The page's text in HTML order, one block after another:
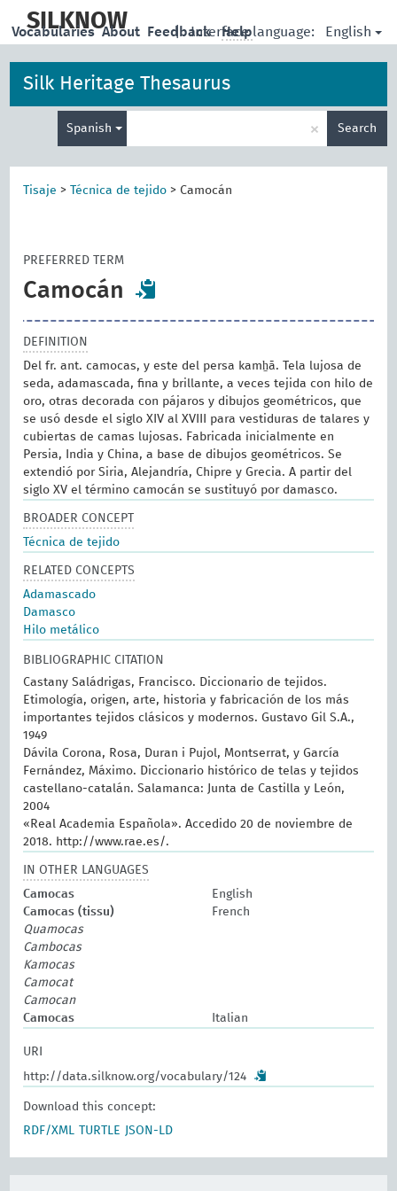
main
SILKNOW | Interface language: English
Vocabularies About Feedback Help
Silk Heritage Thesaurus
Spanish × Search
Tisaje > Técnica de tejido > Camocán
PREFERRED TERM
Camocán
DEFINITION
Del fr. ant. camocas, y este del persa kamẖā. Tela lujosa de
seda, adamascada, fina y brillante, a veces tejida con hilo de
oro, otras decorada con pájaros y dibujos geométricos, que
se usó desde el siglo XIV al XVIII para vestiduras de talares y
cubiertas de camas lujosas. Fabricada inicialmente en
Persia, India y China, a base de dibujos geométricos. Se
extendió por Siria, Alejandría, Chipre y Grecia. A partir del
siglo XV el término camocán se sustituyó por damasco.
BROADER CONCEPT
Técnica de tejido
RELATED CONCEPTS
Adamascado
Damasco
Hilo metálico
BIBLIOGRAPHIC CITATION
Castany Saládrigas, Francisco. Diccionario de tejidos.
Etimología, origen, arte, historia y fabricación de los más
importantes tejidos clásicos y modernos. Gustavo Gil S.A.,
1949
Dávila Corona, Rosa, Duran i Pujol, Montserrat, y García
Fernández, Máximo. Diccionario histórico de telas y tejidos
castellano-catalán. Salamanca: Junta de Castilla y León,
2004
«Real Academia Española». Accedido 20 de noviembre de
2018. http://www.rae.es/.
IN OTHER LANGUAGES
Camocas
English
Camocas (tissu)
French
Quamocas
Cambocas
Kamocas
Camocat
Camocan
Camocas
Italian
URI
http://data.silknow.org/vocabulary/124
Download this concept:
RDF/XML
TURTLE JSON-LD